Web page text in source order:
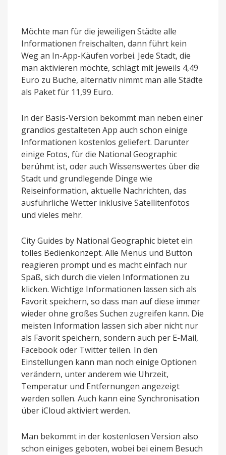
Möchte man für die jeweiligen Städte alle
Informationen freischalten, dann führt kein
Weg an In-App-Käufen vorbei. Jede Stadt, die
man aktivieren möchte, schlägt mit jeweils 4,49
Euro zu Buche, alternativ nimmt man alle Städte
als Paket für 11,99 Euro.
In der Basis-Version bekommt man neben einer
grandios gestalteten App auch schon einige
Informationen kostenlos geliefert. Darunter
einige Fotos, für die National Geographic
berühmt ist, oder auch Wissenswertes über die
Stadt und grundlegende Dinge wie
Reiseinformation, aktuelle Nachrichten, das
ausführliche Wetter inklusive Satellitenfotos
und vieles mehr.
City Guides by National Geographic bietet ein
tolles Bedienkonzept. Alle Menüs und Button
reagieren prompt und es macht einfach nur
Spaß, sich durch die vielen Informationen zu
klicken. Wichtige Informationen lassen sich als
Favorit speichern, so dass man auf diese immer
wieder ohne großes Suchen zugreifen kann. Die
meisten Information lassen sich aber nicht nur
als Favorit speichern, sondern auch per E-Mail,
Facebook oder Twitter teilen. In den
Einstellungen kann man noch einige Optionen
verändern, unter anderem wie Uhrzeit,
Temperatur und Entfernungen angezeigt
werden sollen. Auch kann eine Synchronisation
über iCloud aktiviert werden.
Man bekommt in der kostenlosen Version also
schon einiges geboten, wobei bei einem Besuch